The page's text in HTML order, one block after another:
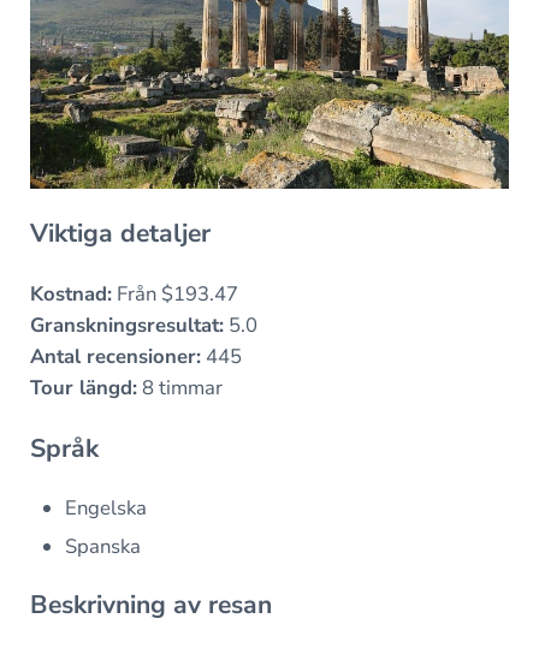
Viktiga detaljer
Kostnad:Från $193.47
Granskningsresultat:5.0
Antal recensioner:445
Tour längd:8 timmar
Språk
Engelska
Spanska
Beskrivning av resan